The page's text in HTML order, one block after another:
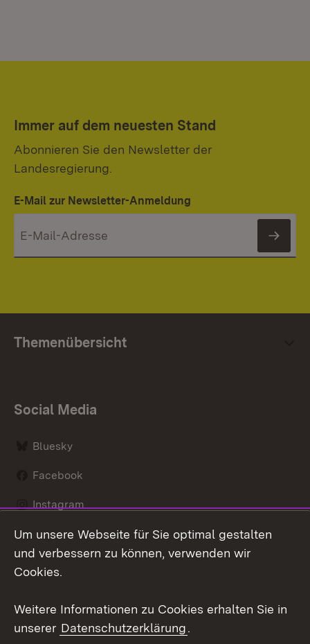
Immer auf dem neuesten Stand
Abonnieren Sie den Newsletter der
Landesregierung.
E-Mail zur Newsletter-Anmeldung
Themenübersicht
Social Media
Bluesky
Facebook
Instagram
LinkedIn
Um unsere Webseite für Sie optimal gestalten
und verbessern zu können, verwenden wir
Cookies.
Weitere Informationen zu Cookies erhalten Sie in
unserer Datenschutzerklärung.